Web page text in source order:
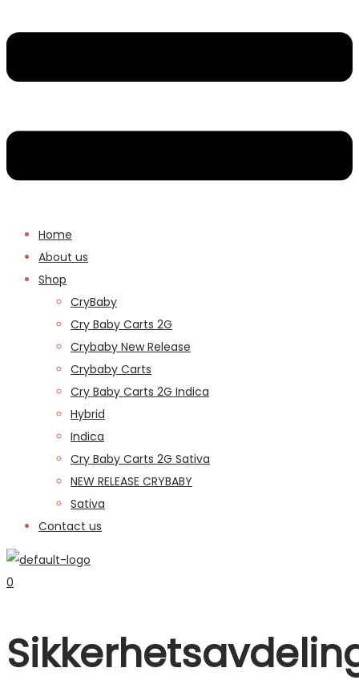
Home
About us
Shop
CryBaby
Cry Baby Carts 2G
Crybaby New Release
Crybaby Carts
Cry Baby Carts 2G Indica
Hybrid
Indica
Cry Baby Carts 2G Sativa
NEW RELEASE CRYBABY
Sativa
Contact us
0